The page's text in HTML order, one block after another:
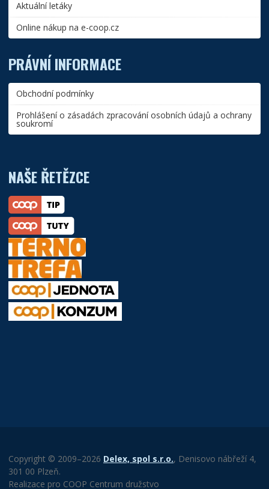
Aktuální letáky
Online nákup na e-coop.cz
PRÁVNÍ INFORMACE
Obchodní podmínky
Prohlášení o zásadách zpracování osobních údajů a ochrany
soukromí
NAŠE ŘETĚZCE
Copyright © 2009–2026 Delex, spol s.r.o., Denisovo nábřeží 4,
301 00 Plzeň.
Realizace pro COOP Centrum družstvo